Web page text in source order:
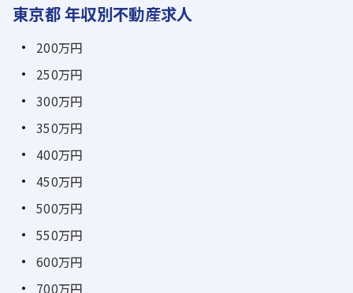
東京都 年収別不動産求人
200万円
250万円
300万円
350万円
400万円
450万円
500万円
550万円
600万円
700万円